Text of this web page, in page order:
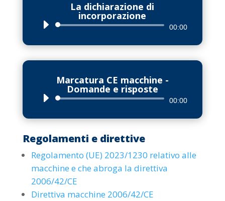
La dichiarazione di
incorporazione
Audio
00:00
Marcatura CE macchine -
Domande e risposte
Audio
00:00
Regolamenti e direttive
Regolamento (UE) 2023/1230 relativo alle
macchine e che abroga la direttiva
2006/42/CE
Direttiva macchine 2006/42/CE